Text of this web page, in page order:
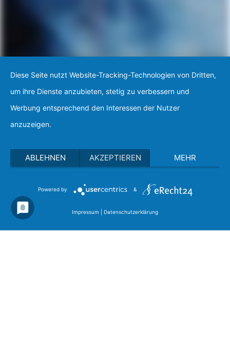
Diese Seite nutzt Website-Tracking-Technologien von Dritten,
um ihre Dienste anzubieten, stetig zu verbessern und
Werbung entsprechend den Interessen der Nutzer
anzuzeigen.
ABLEHNEN AKZEPTIEREN MEHR
Powered by &
Impressum Datenschutzerklärung